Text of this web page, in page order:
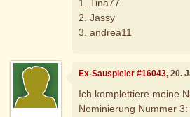
1. Tina77
2. Jassy
3. andrea11
Ex-Sauspieler #16043, 20.
Ich komplettiere meine
Nominierung Nummer